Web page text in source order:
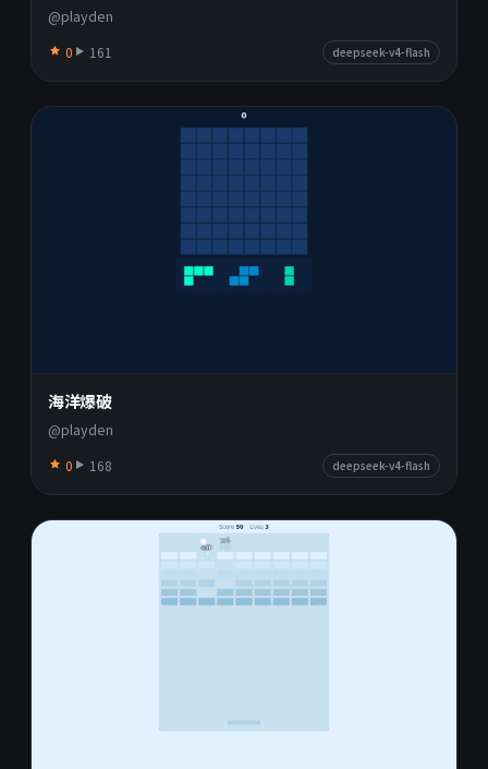
@playden
0 161 deepseek-v4-flash
海洋爆破
@playden
0 168 deepseek-v4-flash